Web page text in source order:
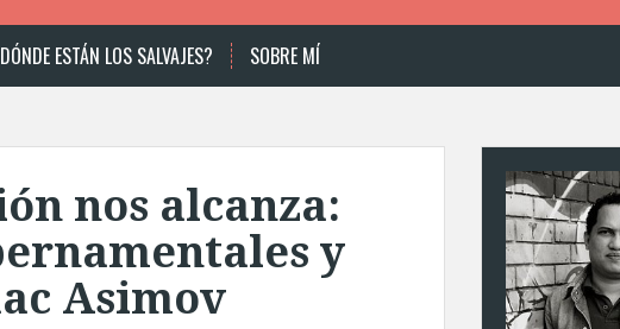
ESTÁN LOS SALVAJES? SOBRE MÍ
nos alcanza:
y
Asimov